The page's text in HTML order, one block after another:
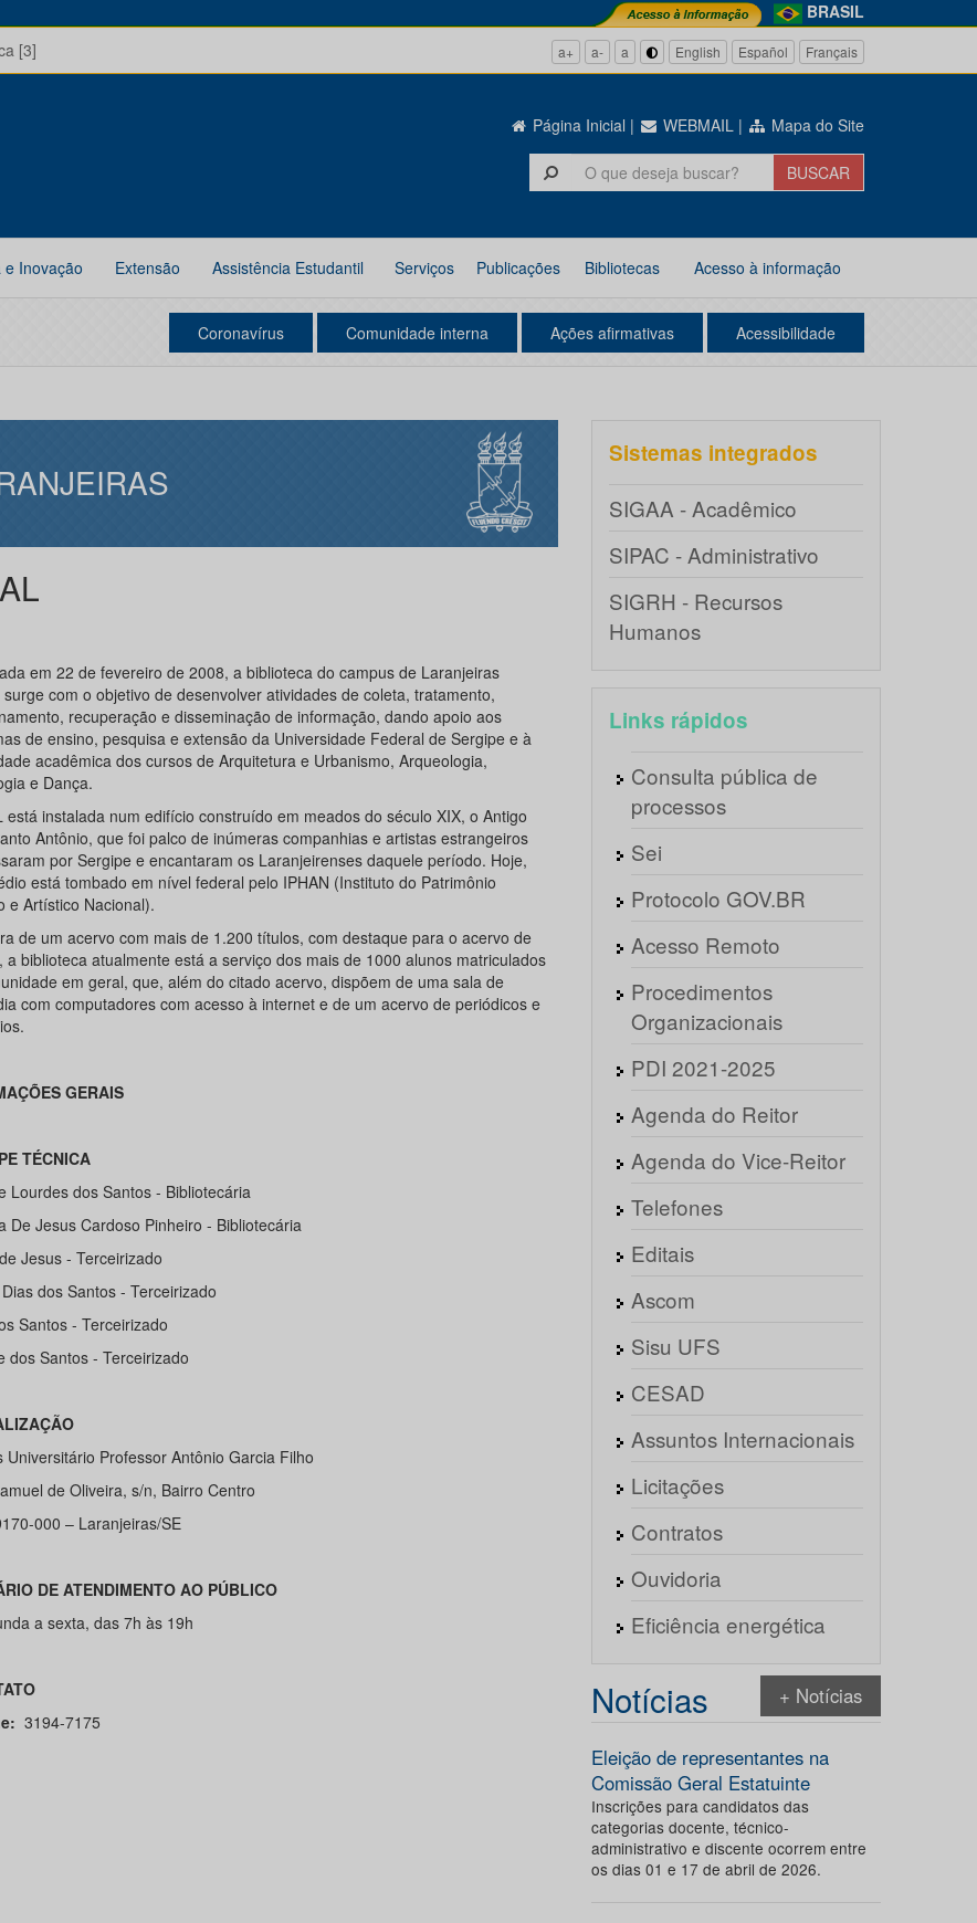
BRASIL
[3] a+ a- a English Español Français
Página Inicial | WEBMAIL | Mapa do Site
e Inovação Extensão Assistência Estudantil Serviços Publicações Bibliotecas Acesso à informação
Coronavírus Comunidade interna Ações afirmativas Acessibilidade
em 22 de fevereiro de 2008, a biblioteca do campus de Laranjeiras
surge com o objetivo de desenvolver atividades de coleta, tratamento,
recuperação e disseminação de informação, dando apoio aos
de ensino, pesquisa e extensão da Universidade Federal de Sergipe e à
acadêmica dos cursos de Arquitetura e Urbanismo, Arqueologia,
e Dança.
está instalada num edifício construído em meados do século XIX, o Antigo
Antônio, que foi palco de inúmeras companhias e artistas estrangeiros
por Sergipe e encantaram os Laranjeirenses daquele período. Hoje,
está tombado em nível federal pelo IPHAN (Instituto do Patrimônio
e Artístico Nacional).
de um acervo com mais de 1.200 títulos, com destaque para o acervo de
a biblioteca atualmente está a serviço dos mais de 1000 alunos matriculados
em geral, que, além do citado acervo, dispõem de uma sala de
com computadores com acesso à internet e de um acervo de periódicos e
GERAIS
TÉCNICA
Lourdes dos Santos - Bibliotecária
De Jesus Cardoso Pinheiro - Bibliotecária
Jesus - Terceirizado
dos Santos - Terceirizado
Santos - Terceirizado
dos Santos - Terceirizado
Universitário Professor Antônio Garcia Filho
de Oliveira, s/n, Bairro Centro
000 – Laranjeiras/SE
DE ATENDIMENTO AO PÚBLICO
a sexta, das 7h às 19h
3194-7175
Sistemas integrados
SIGAA - Acadêmico
SIPAC - Administrativo
SIGRH - Recursos
Humanos
Links rápidos
Consulta pública de
processos
Sei
Protocolo GOV.BR
Acesso Remoto
Procedimentos
Organizacionais
PDI 2021-2025
Agenda do Reitor
Agenda do Vice-Reitor
Telefones
Editais
Ascom
Sisu UFS
CESAD
Assuntos Internacionais
Licitações
Contratos
Ouvidoria
Eficiência energética
Notícias + Notícias
Eleição de representantes na
Comissão Geral Estatuinte
Inscrições para candidatos das
categorias docente, técnico-
administrativo e discente ocorrem entre
os dias 01 e 17 de abril de 2026.